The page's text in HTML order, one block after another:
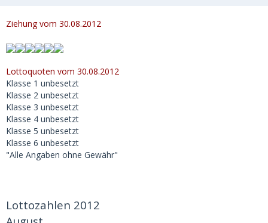
Ziehung vom 30.08.2012
Lottoquoten vom 30.08.2012
Klasse 1 unbesetzt
Klasse 2 unbesetzt
Klasse 3 unbesetzt
Klasse 4 unbesetzt
Klasse 5 unbesetzt
Klasse 6 unbesetzt
"Alle Angaben ohne Gewähr"
Lottozahlen 2012